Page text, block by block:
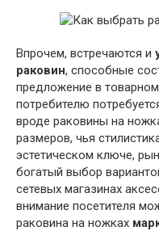
Впрочем, встречаются и
раковин, способные
предложение в
потребителю
вроде раковины на
размеров, чья
эстетическом ключе,
богатый выбор
сетевых магазинах
внимание посетителя
раковина на ножках